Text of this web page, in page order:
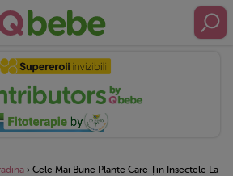
› Cele Mai Bune Plante Care Țin Insectele La